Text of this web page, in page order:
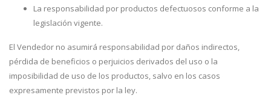
La responsabilidad por productos defectuosos conforme a la
legislación vigente.
El Vendedor no asumirá responsabilidad por daños indirectos,
pérdida de beneficios o perjuicios derivados del uso o la
imposibilidad de uso de los productos, salvo en los casos
expresamente previstos por la ley.